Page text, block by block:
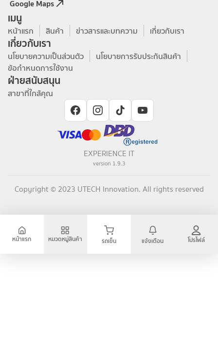
Google Maps
เมนู
หน้าแรก สินค้า ข่าวสารและบทความ เกี่ยวกับเรา
เกี่ยวกับเรา
นโยบายความเป็นส่วนตัว
นโยบายการรับประกันสินค้า
ข้อกำหนดการใช้งาน
ฝ่ายสนับสนุน
สาขาที่ใกล้คุณ
EXPERIENCE IT
version 1.9.3
Copyright © 2023 UTECH Innovation. All rights reserved
หน้าแรก หมวดหมู่สินค้า รถเข็น แจ้งเตือน โปรไฟล์